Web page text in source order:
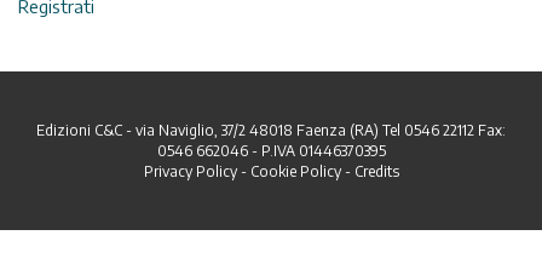
Registrati
Edizioni C&C - via Naviglio, 37/2 48018 Faenza (RA) Tel 0546 22112 Fax:
0546 662046 - P.IVA 01446370395
Privacy Policy- Cookie Policy- Credits